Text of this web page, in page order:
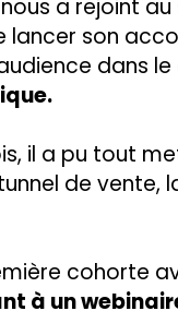
a rejoint
lancer son
dans le
il a pu tout
de vente,
cohorte
à un